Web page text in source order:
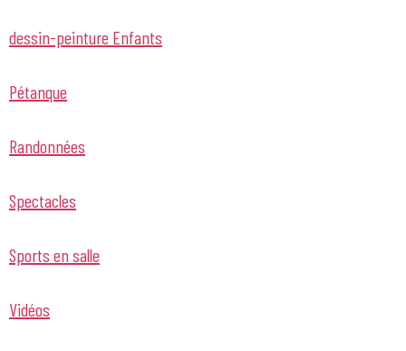
dessin-peinture Enfants
Pétanque
Randonnées
Spectacles
Sports en salle
Vidéos